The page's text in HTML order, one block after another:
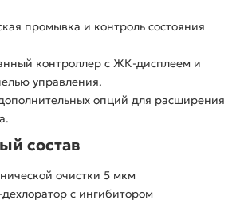
промывка и контроль состояния
контроллер с ЖК-дисплеем и
управления.
опций для расширения
состав
очистки 5 мкм
с ингибитором